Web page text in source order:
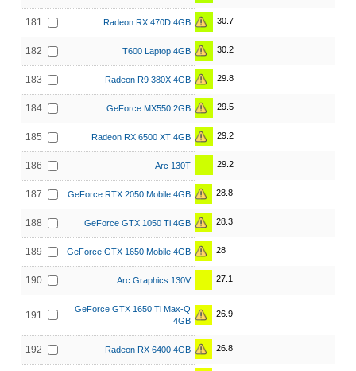
181 Radeon RX 470D 4GB 30.7
182 T600 Laptop 4GB 30.2
183 Radeon R9 380X 4GB 29.8
184 GeForce MX550 2GB 29.5
185 Radeon RX 6500 XT 4GB 29.2
186 Arc 130T 29.2
187 GeForce RTX 2050 Mobile 4GB 28.8
188 GeForce GTX 1050 Ti 4GB 28.3
189 GeForce GTX 1650 Mobile 4GB 28
190 Arc Graphics 130V 27.1
191
GeForce GTX 1650 Ti Max-Q
4GB
26.9
192 Radeon RX 6400 4GB 26.8